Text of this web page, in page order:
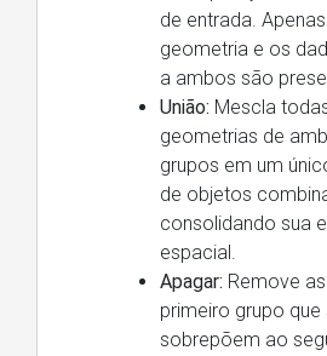
de entrada.
geometria e os
a ambos são
União: Mescla
geometrias de
grupos em um
de objetos
consolidando sua
espacial.
Apagar: Remove
primeiro grupo que
sobrepõem ao